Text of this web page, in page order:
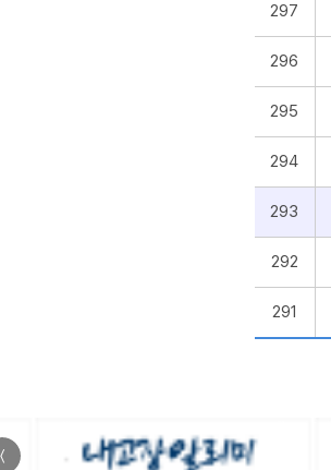
297
296
295
294
293
292
291
〈